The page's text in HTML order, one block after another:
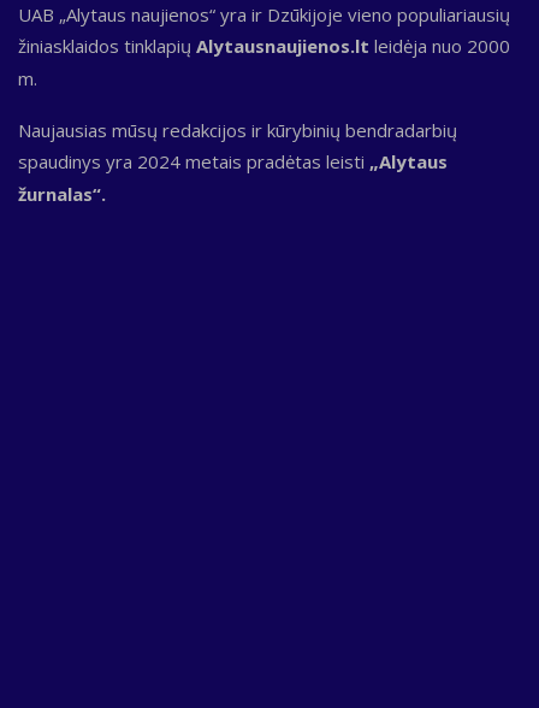
UAB „Alytaus naujienos“ yra ir Dzūkijoje vieno populiariausių
žiniasklaidos tinklapių Alytausnaujienos.lt leidėja nuo 2000
m.
Naujausias mūsų redakcijos ir kūrybinių bendradarbių
spaudinys yra 2024 metais pradėtas leisti „Alytaus
žurnalas“.